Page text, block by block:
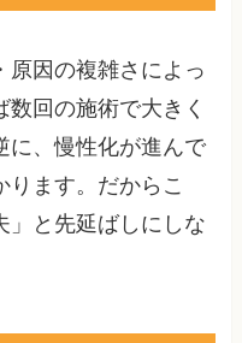
原因の複雑さによっ
回の施術で大きく
に、慢性化が進んで
ます。だからこ
」と先延ばしにしな